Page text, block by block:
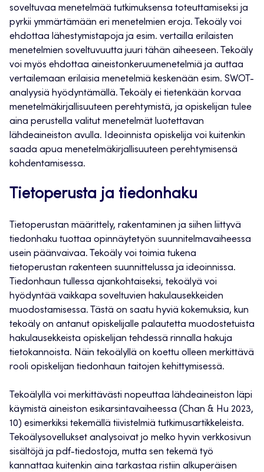
soveltuvaa menetelmää tutkimuksensa toteuttamiseksi ja
pyrkii ymmärtämään eri menetelmien eroja. Tekoäly voi
ehdottaa lähestymistapoja ja esim. vertailla erilaisten
menetelmien soveltuvuutta juuri tähän aiheeseen. Tekoäly
voi myös ehdottaa aineistonkeruumenetelmiä ja auttaa
vertailemaan erilaisia menetelmiä keskenään esim. SWOT-
analyysiä hyödyntämällä. Tekoäly ei tietenkään korvaa
menetelmäkirjallisuuteen perehtymistä, ja opiskelijan tulee
aina perustella valitut menetelmät luotettavan
lähdeaineiston avulla. Ideoinnista opiskelija voi kuitenkin
saada apua menetelmäkirjallisuuteen perehtymisensä
kohdentamisessa.
Tietoperusta ja tiedonhaku
Tietoperustan määrittely, rakentaminen ja siihen liittyvä
tiedonhaku tuottaa opinnäytetyön suunnitelmavaiheessa
usein päänvaivaa. Tekoäly voi toimia tukena
tietoperustan rakenteen suunnittelussa ja ideoinnissa.
Tiedonhaun tullessa ajankohtaiseksi, tekoälyä voi
hyödyntää vaikkapa soveltuvien hakulausekkeiden
muodostamisessa. Tästä on saatu hyviä kokemuksia, kun
tekoäly on antanut opiskelijalle palautetta muodostetuista
hakulausekkeista opiskelijan tehdessä rinnalla hakuja
tietokannoista. Näin tekoälyllä on koettu olleen merkittävä
rooli opiskelijan tiedonhaun taitojen kehittymisessä.
Tekoälyllä voi merkittävästi nopeuttaa lähdeaineiston läpi
käymistä aineiston esikarsintavaiheessa (Chan & Hu 2023,
10) esimerkiksi tekemällä tiivistelmiä tutkimusartikkeleista.
Tekoälysovellukset analysoivat jo melko hyvin verkkosivun
sisältöjä ja pdf-tiedostoja, mutta sen tekemä työ
kannattaa kuitenkin aina tarkastaa ristiin alkuperäisen